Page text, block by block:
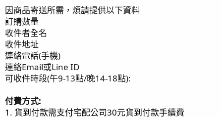
因商品寄送所需，煩請提供以下資料
訂購數量
收件者全名
收件地址
連絡電話(手機)
連絡Email或Line ID
可收件時段(午9-13點/晚14-18點):
付費方式:
1. 貨到付款需支付宅配公司30元貨到付款手續費